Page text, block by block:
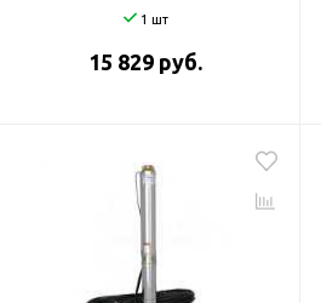
1 шт
15 829 руб.